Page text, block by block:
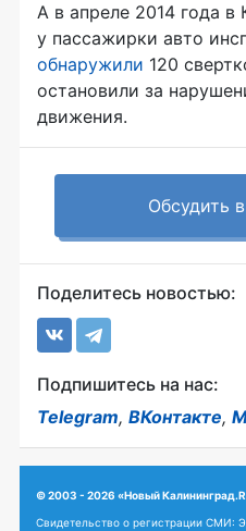
А в апреле 2014 года в
у пассажирки авто
обнаружили 120
остановили за
движения.
Обсудить
Поделитесь новостью:
Подпишитесь на нас:
Telegram, ВКонтакте,
© 2003 - 2026 «Новый
Свидетельство о регистрации